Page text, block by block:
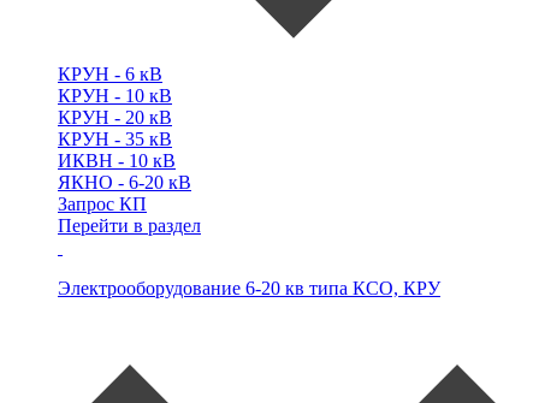
КРУН - 6 кВ
КРУН - 10 кВ
КРУН - 20 кВ
КРУН - 35 кВ
ИКВН - 10 кВ
ЯКНО - 6-20 кВ
Запрос КП
Перейти в раздел
Электрооборудование 6-20 кв типа КСО, КРУ